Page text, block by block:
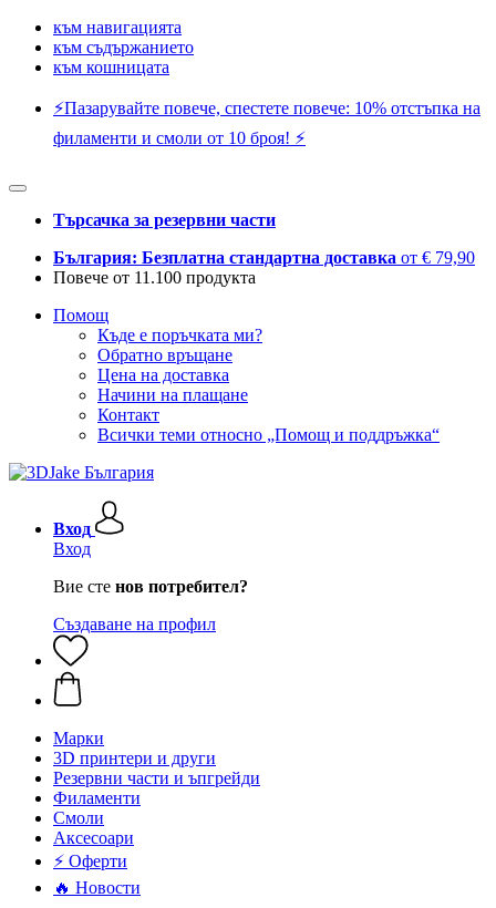
към навигацията
към съдържанието
към кошницата
⚡️Пазарувайте повече, спестете повече: 10% отстъпка на
филаменти и смоли от 10 броя! ⚡️
Търсачка за резервни части
България: Безплатна стандартна доставка от € 79,90
Повече от 11.100 продукта
Помощ
Къде е поръчката ми?
Обратно връщане
Цена на доставка
Начини на плащане
Контакт
Всички теми относно „Помощ и поддръжка“
Вход
Вход
Вие сте нов потребител?
Създаване на профил
Mарки
3D принтери и други
Резервни части и ъпгрейди
Филаменти
Смоли
Аксесоари
⚡ Оферти
🔥 Новости